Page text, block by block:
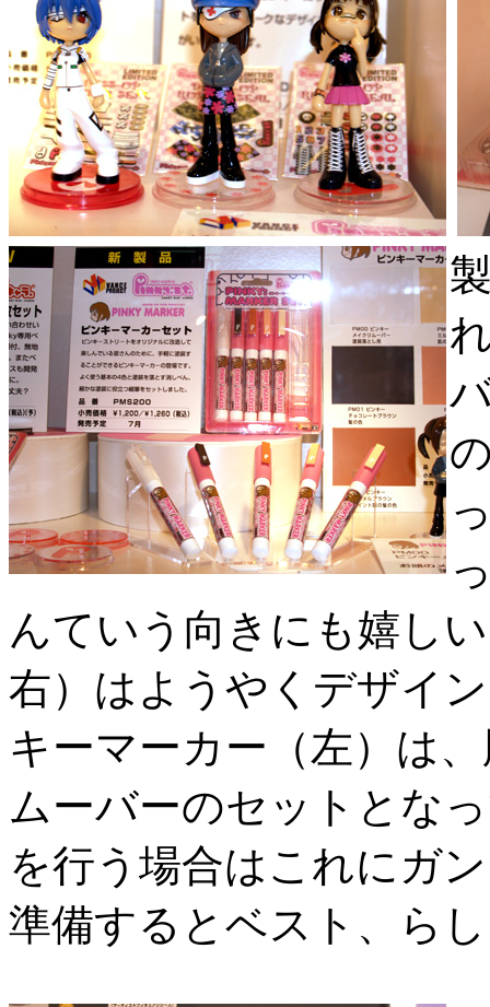
んていう向きにも嬉し
右）はようやくデザイ
キーマーカー（左）は
ムーバーのセットとな
を行う場合はこれにガ
準備するとベスト、ら